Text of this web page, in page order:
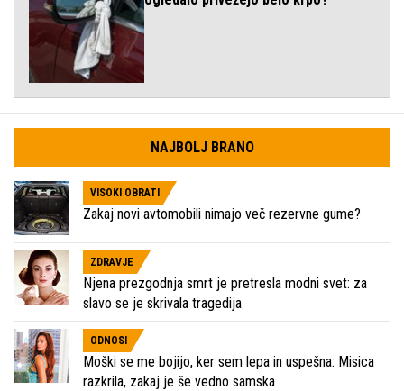
NAJBOLJ BRANO
VISOKI OBRATI
Zakaj novi avtomobili nimajo več rezervne gume?
ZDRAVJE
Njena prezgodnja smrt je pretresla modni svet: za
slavo se je skrivala tragedija
ODNOSI
Moški se me bojijo, ker sem lepa in uspešna: Misica
razkrila, zakaj je še vedno samska